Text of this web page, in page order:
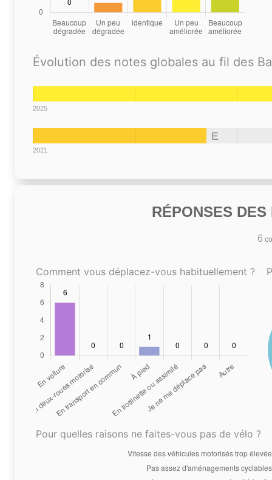
Évolution des notes globales au fil des
2025
E
2021
RÉPONSES
6
Comment vous déplacez-vous habituellement ?
Pour quelles raisons ne faites-vous pas de vélo ?